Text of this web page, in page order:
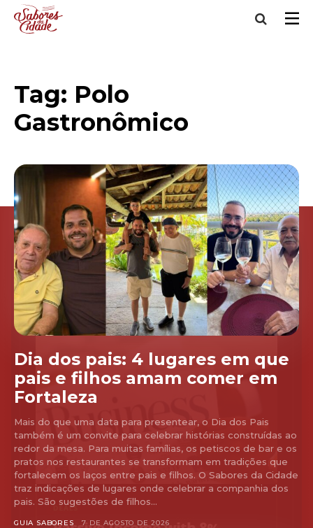
Tag: Polo
Gastronômico
Dia dos pais: 4 lugares em que
pais e filhos amam comer em
Fortaleza
Mais do que uma data para presentear, o Dia dos Pais
também é um convite para celebrar histórias construídas ao
redor da mesa. Para muitas famílias, os petiscos de bar e os
pratos nos restaurantes se transformam em tradições que
fortalecem os laços entre pais e filhos. O Sabores da Cidade
traz indicações de lugares onde celebrar a companhia dos
pais. São sugestões de filhos...
GUIA SABORES 7 DE AGOSTO DE 2026